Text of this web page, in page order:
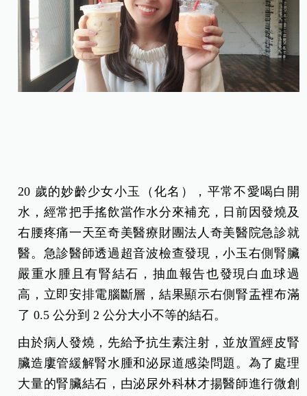
20 歲的妙齡少女小玉（化名），平常不愛喝白開
水，經常把手搖飲當作水分來補充，日前因發燒及
右腰疼痛一天至奇美醫療財團法人奇美醫院急診就
醫。急診醫師透過超音波檢查發現，小玉右側腎臟
嚴重水腫且有腎結石，抽血報告也發現白血球過
高，立即安排電腦斷層，結果顯示右側腎盂裡布滿
了 0.5 公分到 2 公分大小不等的結石。
由於病人發燒，先給予抗生素注射，並放置經皮腎
臟造廔管緩解腎水腫和泌尿道感染問題。為了處理
大量的腎臟結石，甴泌尿外科林才揚醫師進行微創